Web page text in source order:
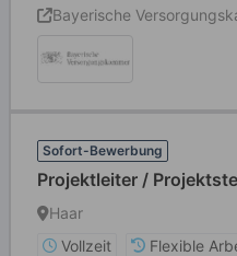
Bayerische
Sofort-Bewerbung
Projektleiter /
Haar
Vollzeit
Flexible